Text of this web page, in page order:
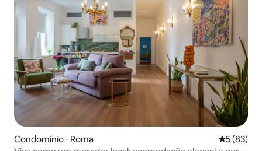
Condomínio ⋅ Roma 5 de uma
5 (83)